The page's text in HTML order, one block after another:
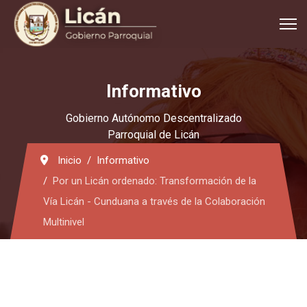
Informativo
Gobierno Autónomo Descentralizado
Parroquial de Licán
Inicio
Informativo
Por un Licán ordenado: Transformación de la
Vía Licán - Cunduana a través de la Colaboración
Multinivel